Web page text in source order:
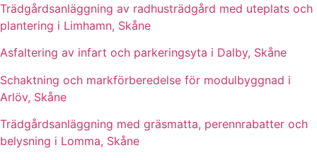
Trädgårdsanläggning av radhusträdgård med uteplats och
plantering i Limhamn, Skåne
Asfaltering av infart och parkeringsyta i Dalby, Skåne
Schaktning och markförberedelse för modulbyggnad i
Arlöv, Skåne
Trädgårdsanläggning med gräsmatta, perennrabatter och
belysning i Lomma, Skåne